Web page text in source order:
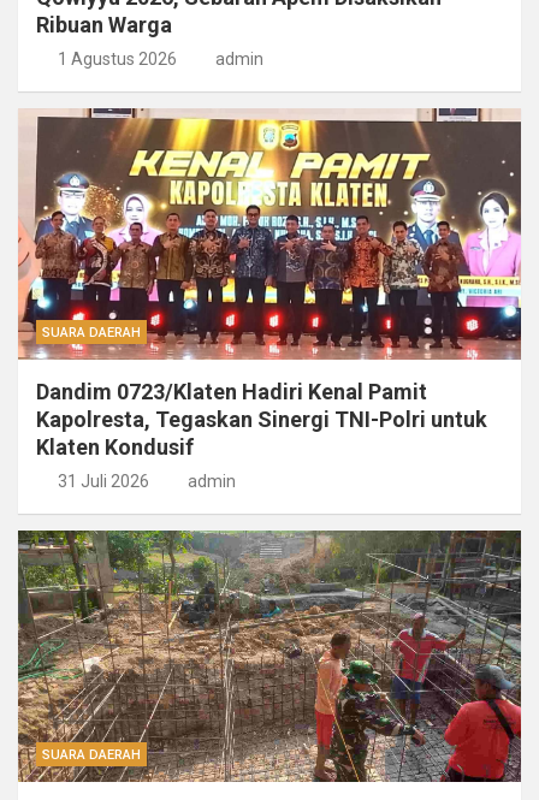
Ribuan Warga
1 Agustus 2026 admin
SUARA DAERAH
Dandim 0723/Klaten Hadiri Kenal Pamit
Kapolresta, Tegaskan Sinergi TNI-Polri untuk
Klaten Kondusif
31 Juli 2026 admin
SUARA DAERAH